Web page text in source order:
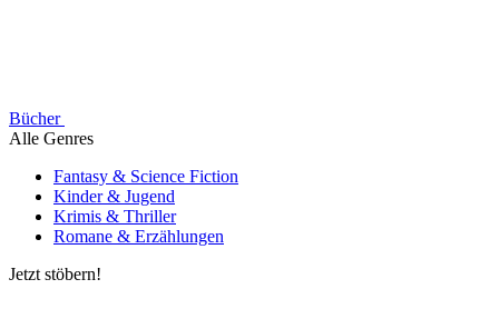
Bücher
Alle Genres
Fantasy & Science Fiction
Kinder & Jugend
Krimis & Thriller
Romane & Erzählungen
Jetzt stöbern!